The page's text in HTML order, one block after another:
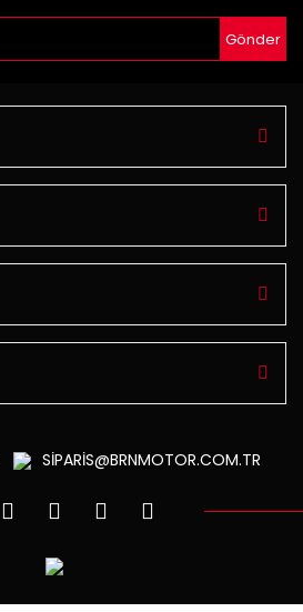
Gönder
SİPARİS@BRNMOTOR.COM.TR